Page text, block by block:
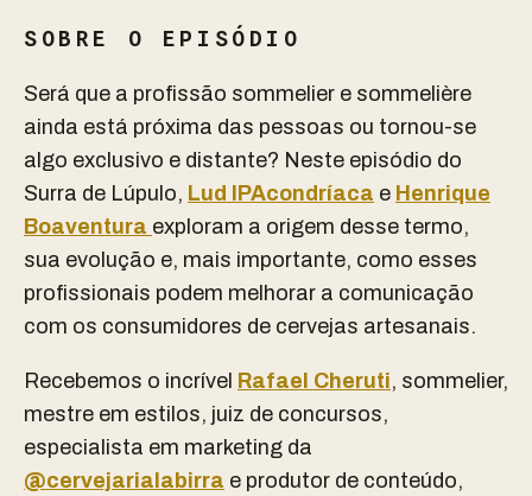
SOBRE O EPISÓDIO
Será que a profissão sommelier e sommelière
ainda está próxima das pessoas ou tornou-se
algo exclusivo e distante? Neste episódio do
Surra de Lúpulo, Lud IPAcondríaca e Henrique
Boaventura exploram a origem desse termo,
sua evolução e, mais importante, como esses
profissionais podem melhorar a comunicação
com os consumidores de cervejas artesanais.
Recebemos o incrível Rafael Cheruti, sommelier,
mestre em estilos, juiz de concursos,
especialista em marketing da
@cervejarialabirra e produtor de conteúdo,